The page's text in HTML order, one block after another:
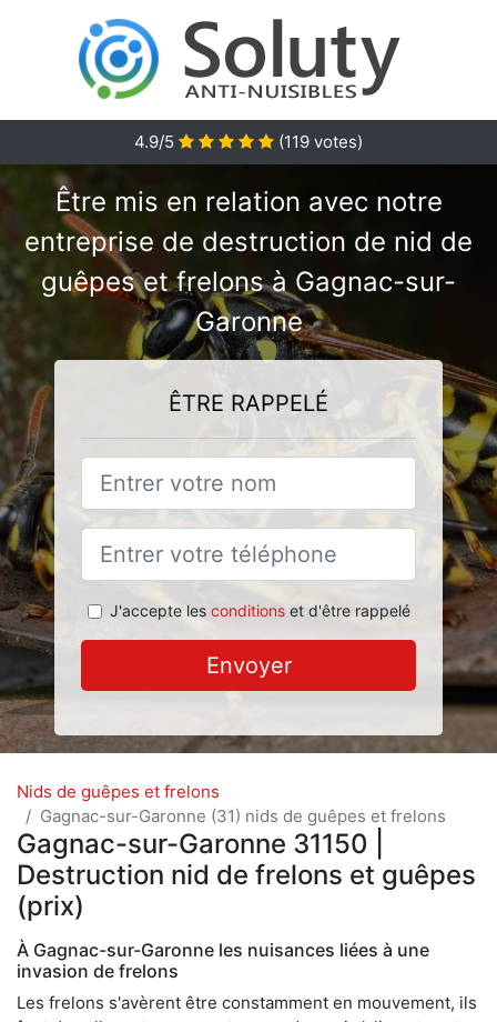
4.9/5 (119 votes)
Être mis en relation avec notre
entreprise de destruction de nid de
guêpes et frelons à Gagnac-sur-
Garonne
ÊTRE RAPPELÉ
J'accepte les conditionset d'être rappelé
Envoyer
Nids de guêpes et frelons
Gagnac-sur-Garonne (31) nids de guêpes et frelons
Gagnac-sur-Garonne 31150 |
Destruction nid de frelons et guêpes
(prix)
À Gagnac-sur-Garonne les nuisances liées à une
invasion de frelons
Les frelons s'avèrent être constamment en mouvement, ils